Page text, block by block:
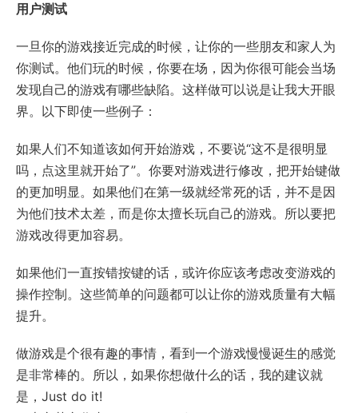
用户测试
一旦你的游戏接近完成的时候，让你的一些朋友和家人为
你测试。他们玩的时候，你要在场，因为你很可能会当场
发现自己的游戏有哪些缺陷。这样做可以说是让我大开眼
界。以下即使一些例子：
如果人们不知道该如何开始游戏，不要说“这不是很明显
吗，点这里就开始了”。你要对游戏进行修改，把开始键做
的更加明显。如果他们在第一级就经常死的话，并不是因
为他们技术太差，而是你太擅长玩自己的游戏。所以要把
游戏改得更加容易。
如果他们一直按错按键的话，或许你应该考虑改变游戏的
操作控制。这些简单的问题都可以让你的游戏质量有大幅
提升。
做游戏是个很有趣的事情，看到一个游戏慢慢诞生的感觉
是非常棒的。所以，如果你想做什么的话，我的建议就
是，Just do it!